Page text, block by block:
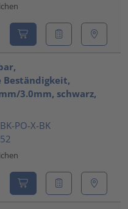
3.0mm, schwarz,
PO-X-BK